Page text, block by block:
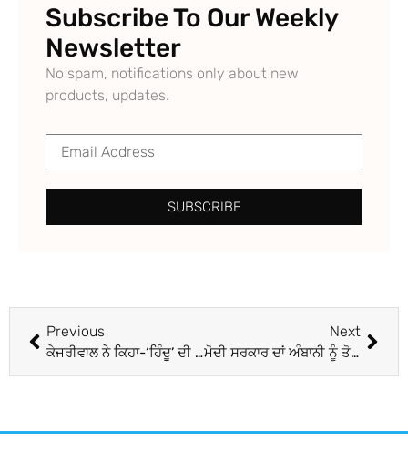
Subscribe To Our Weekly
Newsletter
No spam, notifications only about new
products, updates.
SUBSCRIBE
Previous
ਕੇਜਰੀਵਾਲ ਨੇ ਕਿਹਾ-‘ਹਿੰਦੂ’ ਦੀ ਹਤਿਆ ਹੋਈ, ਭਾਜਪਾ ਔਖੀ
Next
ਮੋਦੀ ਸਰਕਾਰ ਦਾਂ ਅੰਬਾਨੀ ਨੂੰ ਤੋਹਫਾ!